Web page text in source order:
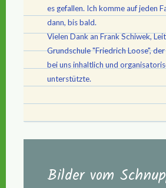
es gefallen. Ich komme auf jeden
dann, bis bald.
Vielen Dank an Frank Schiwek,
Grundschule "Friedrich Loose",
bei uns inhaltlich und
unterstützte.
Bilder vom